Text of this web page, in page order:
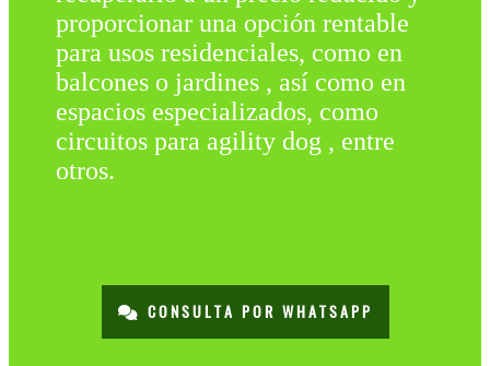
proporcionar una opción rentable
para usos residenciales, como en
balcones o jardines , así como en
espacios especializados, como
circuitos para agility dog , entre
otros.
CONSULTA POR WHATSAPP